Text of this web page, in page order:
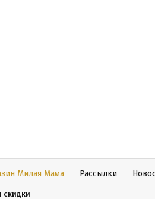
Милая Мама Рассылки
скидки